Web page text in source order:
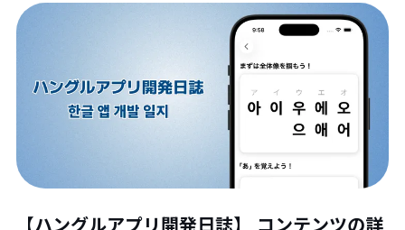
【ハングルアプリ開発日誌】 コンテンツの詳